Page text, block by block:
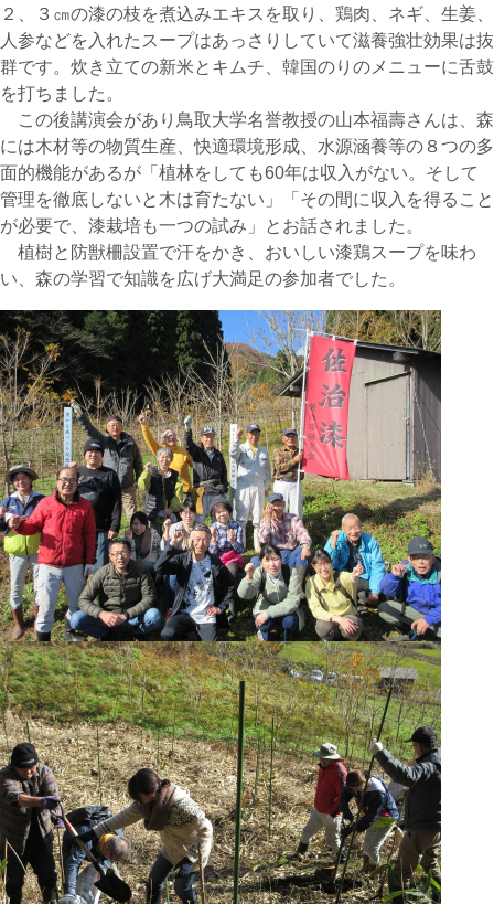
２、３㎝の漆の枝を煮込みエキスを取り、鶏肉、ネギ、生姜、
人参などを入れたスープはあっさりしていて滋養強壮効果は抜
群です。炊き立ての新米とキムチ、韓国のりのメニューに舌鼓
を打ちました。
この後講演会があり鳥取大学名誉教授の山本福壽さんは、森
には木材等の物質生産、快適環境形成、水源涵養等の８つの多
面的機能があるが「植林をしても60年は収入がない。そして
管理を徹底しないと木は育たない」「その間に収入を得ること
が必要で、漆栽培も一つの試み」とお話されました。
植樹と防獣柵設置で汗をかき、おいしい漆鶏スープを味わ
い、森の学習で知識を広げ大満足の参加者でした。